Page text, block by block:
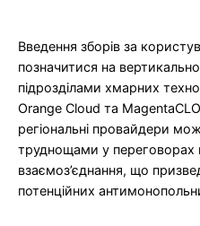
Введення зборів за
позначитися на
підрозділами хмарних
Orange Cloud та
регіональні провайдери
труднощами у
взаємоз’єднання, що
потенційних